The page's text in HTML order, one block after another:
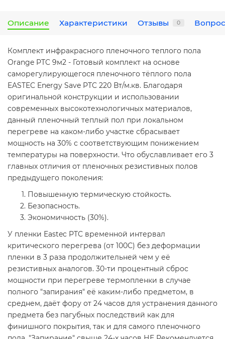
Описание Характеристики Отзывы 0
Комплект инфракрасного пленочного теплого пола
Orange PTC 9м2 - Готовый комплект на основе
саморегулирующегося пленочного тёплого пола
EASTEC Energy Save PTC 220 Вт/м.кв. Благодаря
оригинальной конструкции и использовании
современных высокотехнологичных материалов,
данный пленочный теплый пол при локальном
перегреве на каком-либо участке сбрасывает
мощность на 30% с соответствующим понижением
температуры на поверхности. Что обуславливает его 3
главных отличия от пленочных резистивных полов
предыдущего поколения:
Повышенную термическую стойкость.
Безопасность.
Экономичность (30%).
У пленки Eastec PTC временной интервал
критического перегрева (от 100С) без деформации
пленки в 3 раза продолжительней чем у её
резистивных аналогов. 30-ти процентный сброс
мощности при перегреве термопленки в случае
полного "запирания" её каким-либо предметом, в
среднем, даёт фору от 24 часов для устранения данного
предмета без пагубных последствий как для
финишного покрытия, так и для самого пленочного